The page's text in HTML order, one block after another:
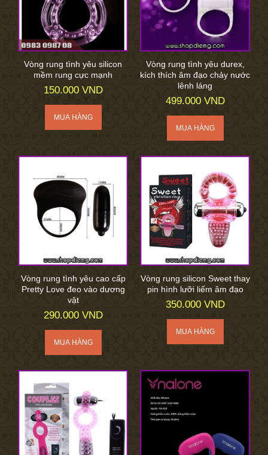
Vòng rung tình yêu silicon
mềm rung cực mạnh
150.000 VND
Vòng rung tình yêu durex,
kích thích âm đạo chảy nước
lênh láng
499.000 VND
Vòng rung tình yêu cao cấp
Pretty Love đeo vào dương
vật
290.000 VND
Vòng rung silicon Sweet thay
pin hình lưỡi liếm âm đạo
350.000 VND